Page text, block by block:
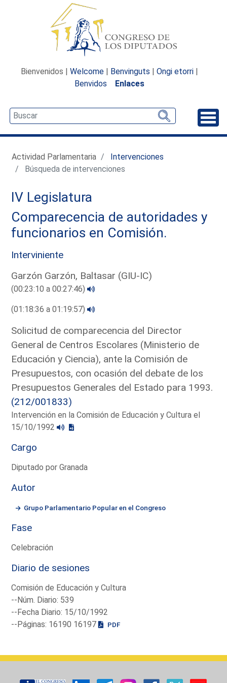
Bienvenidos | Welcome | Benvinguts | Ongi etorri |
Benvidos
Enlaces
Actividad Parlamentaria
Intervenciones
Búsqueda de intervenciones
IV Legislatura
Comparecencia de autoridades y
funcionarios en Comisión.
Interviniente
Garzón Garzón, Baltasar (GIU-IC)
(00:23:10 a 00:27:46)
(01:18:36 a 01:19:57)
Solicitud de comparecencia del Director
General de Centros Escolares (Ministerio de
Educación y Ciencia), ante la Comisión de
Presupuestos, con ocasión del debate de los
Presupuestos Generales del Estado para 1993.
(212/001833)
Intervención en la Comisión de Educación y Cultura el
15/10/1992
Cargo
Diputado por Granada
Autor
Grupo Parlamentario Popular en el Congreso
Fase
Celebración
Diario de sesiones
Comisión de Educación y Cultura
--Núm. Diario: 539
--Fecha Diario: 15/10/1992
--Páginas: 16190 16197
PDF